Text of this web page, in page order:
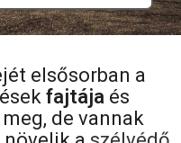
elsősorban a
fajtája és
de vannak